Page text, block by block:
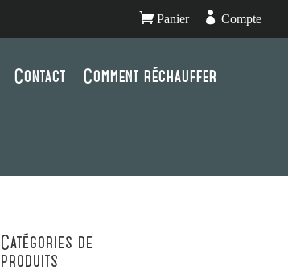
Panier  Compte
Contact Comment réchauffer
Catégories de
produits